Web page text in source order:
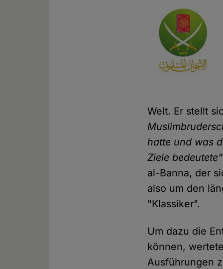
Welt. Er stellt
hatte und was
Ziele bedeutete"
al-Banna, der
also um den
"Klassiker".
Um dazu die
können,
Ausführungen